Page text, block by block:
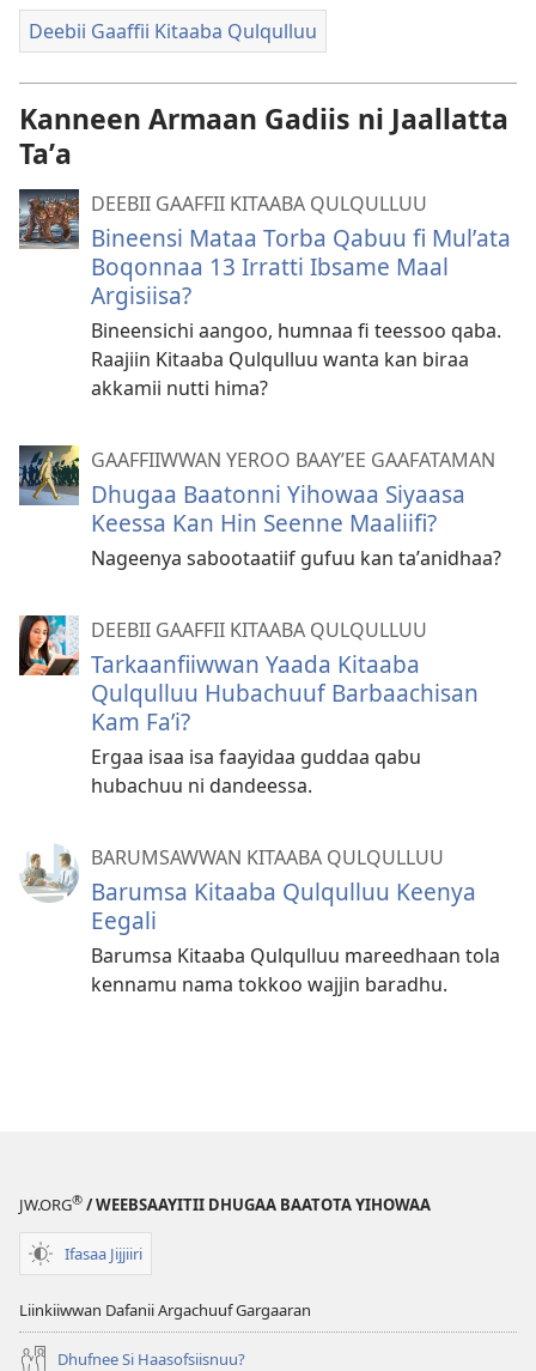
Deebii Gaaffii Kitaaba Qulqulluu
Kanneen Armaan Gadiis ni Jaallatta
Taʼa
DEEBII GAAFFII KITAABA QULQULLUU
Bineensi Mataa Torba Qabuu fi Mulʼata
Boqonnaa 13 Irratti Ibsame Maal
Argisiisa?
Bineensichi aangoo, humnaa fi teessoo qaba.
Raajiin Kitaaba Qulqulluu wanta kan biraa
akkamii nutti hima?
GAAFFIIWWAN YEROO BAAYʼEE GAAFATAMAN
Dhugaa Baatonni Yihowaa Siyaasa
Keessa Kan Hin Seenne Maaliifi?
Nageenya sabootaatiif gufuu kan taʼanidhaa?
DEEBII GAAFFII KITAABA QULQULLUU
Tarkaanfiiwwan Yaada Kitaaba
Qulqulluu Hubachuuf Barbaachisan
Kam Faʼi?
Ergaa isaa isa faayidaa guddaa qabu
hubachuu ni dandeessa.
BARUMSAWWAN KITAABA QULQULLUU
Barumsa Kitaaba Qulqulluu Keenya
Eegali
Barumsa Kitaaba Qulqulluu mareedhaan tola
kennamu nama tokkoo wajjin baradhu.
JW.ORG® / WEEBSAAYITII DHUGAA BAATOTA YIHOWAA
Ifasaa Jijjiiri
Liinkiiwwan Dafanii Argachuuf Gargaaran
Dhufnee Si Haasofsiisnuu?